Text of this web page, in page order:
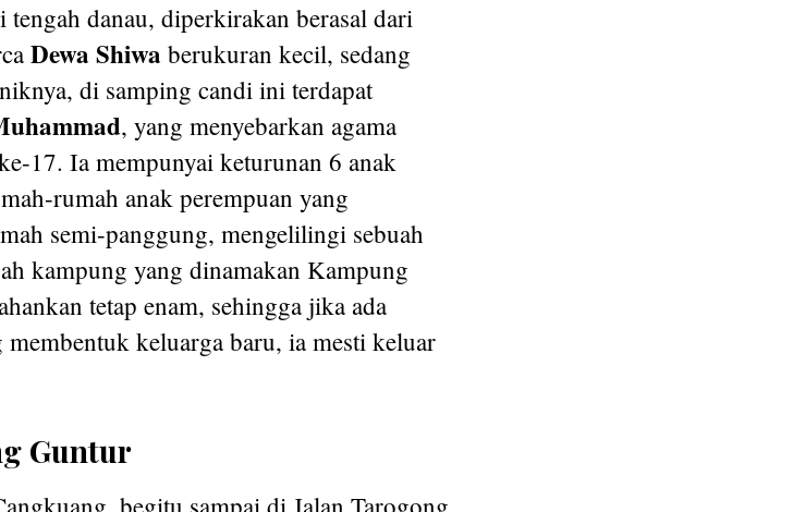
danau, diperkirakan berasal dari
Dewa Shiwa berukuran kecil, sedang
di samping candi ini terdapat
, yang menyebarkan agama
17. Ia mempunyai keturunan 6 anak
rumah anak perempuan yang
semi-panggung, mengelilingi sebuah
kampung yang dinamakan Kampung
tetap enam, sehingga jika ada
keluarga baru, ia mesti keluar
Guntur